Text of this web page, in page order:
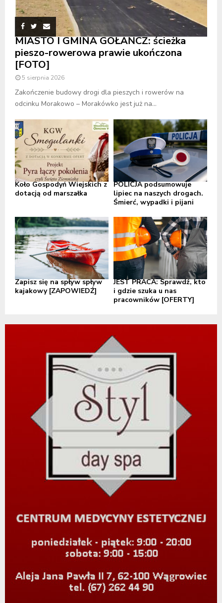
MIASTO I GMINA GOŁAŃCZ: ścieżka
pieszo-rowerowa prawie ukończona
[FOTO]
5 sierpnia 2026
Zakończenie budowy drogi dla pieszych i rowerów na
odcinku Morakowo – Morakówko jest już na...
Koło Gospodyń Wiejskich z
dotacją od marszałka
POLICJA podsumowuje
lipiec na naszych drogach.
Śmierć, wypadki i pijani
Zapisz się na spływ spływ
kajakowy [ZAPOWIEDŹ]
JEST PRACA: Sprawdź, kto
i gdzie szuka u nas
pracowników [OFERTY]